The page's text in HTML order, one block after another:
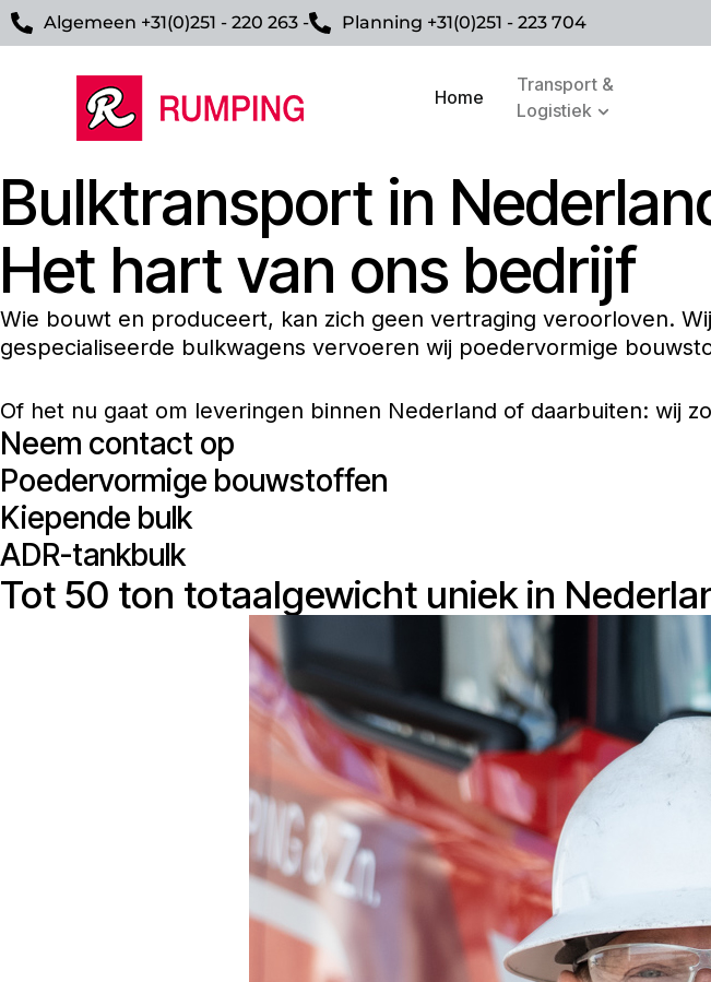
Algemeen +31(0)251 - 220 263 - Planning +31(0)251 - 223 704
Home
Transport &
Logistiek
Bulktransport in
Het hart van ons bedrijf
Wie bouwt en produceert, kan zich geen vertraging veroorloven.
gespecialiseerde bulkwagens vervoeren wij poedervormige
Of het nu gaat om leveringen binnen Nederland of daarbuiten: wij
Neem contact op
Poedervormige bouwstoffen
Kiepende bulk
ADR-tankbulk
Tot 50 ton totaalgewicht uniek in